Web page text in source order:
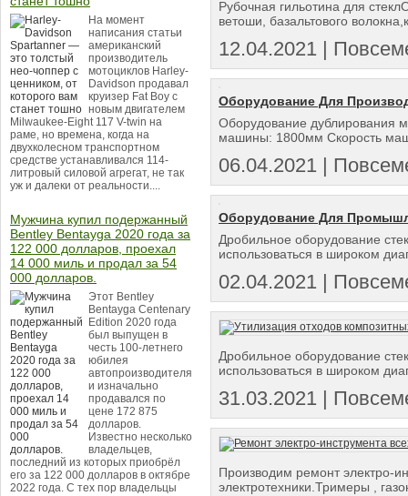
Рубочная гильотина для
ветоши, базальтового
12.04.2021 |
Оборудование Для
Оборудование
машины: 1800мм Скорость
06.04.2021 |
Оборудование Для
Дробильное оборудование
использоваться в широком
02.04.2021 |
Дробильное оборудование
использоваться в широком
31.03.2021 |
Производим ремонт электро-
электротехники.Тримеры ,
На момент
написания статьи
американский
производитель
мотоциклов Harley-
Davidson продавал
круизер Fat Boy с
новым двигателем
Milwaukee-Eight 117 V-twin на
раме, но времена, когда на
двухколесном транспортном
средстве устанавливался 114-
литровый силовой агрегат, не так
уж и далеки от реальности....
Мужчина купил подержанный
Bentley Bentayga 2020 года за
122 000 долларов, проехал
14 000 миль и продал за 54
000 долларов.
Этот Bentley
Bentayga Centenary
Edition 2020 года
был выпущен в
честь 100-летнего
юбилея
автопроизводителя
и изначально
продавался по
цене 172 875
долларов.
Известно несколько
владельцев,
последний из которых приобрёл
его за 122 000 долларов в октябре
2022 года. С тех пор владельцы